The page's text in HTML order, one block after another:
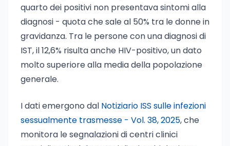
quarto dei positivi non presentava sintomi alla
diagnosi - quota che sale al 50% tra le donne in
gravidanza. Tra le persone con una diagnosi di
IST, il 12,6% risulta anche HIV-positivo, un dato
molto superiore alla media della popolazione
generale.
I dati emergono dal Notiziario ISS sulle infezioni
sessualmente trasmesse - Vol. 38, 2025, che
monitora le segnalazioni di centri clinici